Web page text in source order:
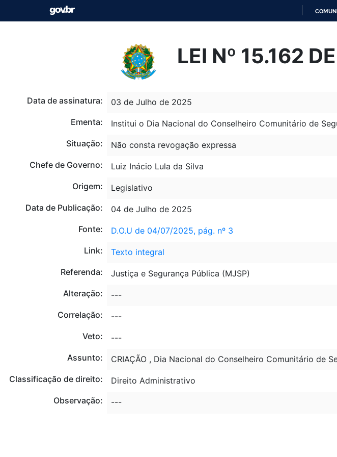
LEI Nº 15.162
Data de assinatura:
03 de Julho de 2025
Ementa:
Institui o Dia Nacional do Conselheiro Comunitário de
Situação:
Não consta revogação expressa
Chefe de Governo:
Luiz Inácio Lula da Silva
Origem:
Legislativo
Data de Publicação:
04 de Julho de 2025
Fonte:
D.O.U de 04/07/2025, pág. nº 3
Link:
Texto integral
Referenda:
Justiça e Segurança Pública (MJSP)
Alteração:
---
Correlação:
---
Veto:
---
Assunto:
CRIAÇÃO , Dia Nacional do Conselheiro Comunitário de
Classificação de direito:
Direito Administrativo
Observação:
---